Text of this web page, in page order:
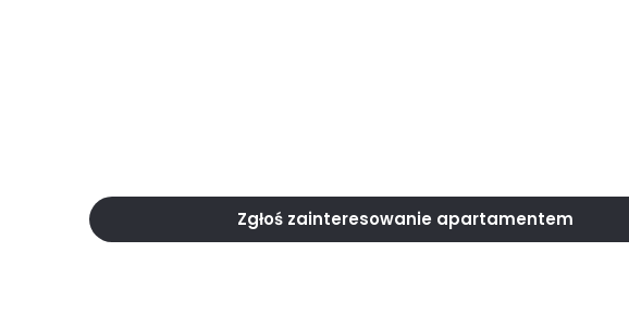
Zgłoś zainteresowanie apartamentem